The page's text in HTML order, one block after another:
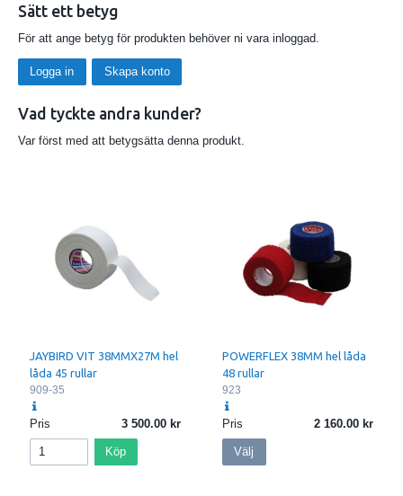
Sätt ett betyg
För att ange betyg för produkten behöver ni vara inloggad.
Logga in Skapa konto
Vad tyckte andra kunder?
Var först med att betygsätta denna produkt.
JAYBIRD VIT 38MMX27M hel
låda 45 rullar
909-35
Pris 3 500.00
Köp
POWERFLEX 38MM hel låda
48 rullar
923
Pris 2 160.00
Välj